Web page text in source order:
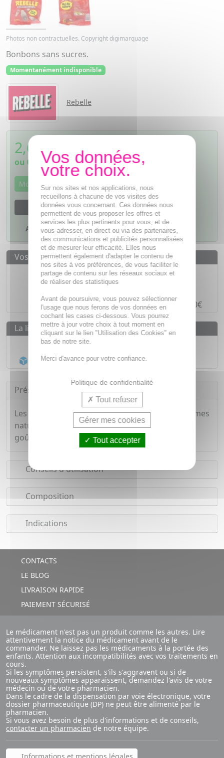
Photos non contractuelles. Copyright digimarquage
Bonbons sans sucres.
Momentanément indisponible
Rebelle
2,61 €
ou 0,65€si 4 fois sans frais
Momentanément indisponible
M'avertir dès que le produit sera disponible
Ajouter à mes favoris
Vos avantages
Des prixIMBATTABLES
SÉCURISÉ
Paiement en4 fois sans fraisà partir de 30€
La livraison
Livraison gratuite dès
Acheminement Chronoposten 24h*
Présentation
Les bonbons Rebelle sont des bonbons aux arômes
naturels, sans sucres, sans gélatine animale, au
goût cola acidulé, végan et fabriqué en France.
Conseils d'utilisation
Composition
Indications
CONTACTS
LE BLOG
LIVRAISON RAPIDE
PAIEMENT SÉCURISÉ
Le médicament n'est pas un produit comme les autres. Lire
attentivement la notice du médicament avant de le
commander. Ne laissez pas les médicaments à la portée des
enfants. Attention aux incompatibilités avec vos traitements en
cours.
Si les symptômes persistent, s'ils s'aggravent ou si de
nouveaux symptômes apparaissent, demandez l'avis de votre
médecin ou de votre pharmacien.
Dans le cadre de la dispensation par voie électronique, votre
dossier pharmaceutique (DP) ne peut être alimenté par le
pharmacien.
Si vous avez besoin de plus d'informations et de conseils,
contacter un pharmacien de notre équipe.
Sur nos sites et nos applications, nous
recueillons à chacune de vos visites des
données vous concernant. Ces données nous
permettent de vous proposer les offres et
services les plus pertinents pour vous, et de
vous adresser, en direct ou via des partenaires,
des communications et publicités personnalisées
et de mesurer leur efficacité. Elles nous
permettent également d'adapter le contenu de
nos sites à vos préférences, de vous faciliter le
partage de contenu sur les réseaux sociaux et
de réaliser des statistiques
Avant de poursuivre, vous pouvez sélectionner
l'usage que nous ferons de vos données en
cochant les cases ci-dessous. Vous pourrez
mettre à jour votre choix à tout moment en
cliquant sur le lien "Utilisation des Cookies" en
bas de notre site.
Merci d'avance pour votre confiance.
Politique de confidentialité
Tout refuser
Gérer mes cookies
Tout accepter